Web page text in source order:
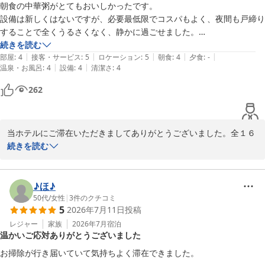
朝食の中華粥がとてもおいしかったです。
設備は新しくはないですが、必要最低限でコスパもよく、夜間も戸締り
することで全くうるさくなく、静かに過ごせました。
また立地は抜群で鶴岡八幡宮、小町通りへのアクセスもよく、鎌倉散策
にはお勧めです。
続きを読む
部屋: 4 | 接客・サービス: 5 | ロケーション: 5 | 朝食: 4 | 夕食: - |
温泉・お風呂: 4 | 設備: 4 | 清潔さ: 4
262
当ホテルにご滞在いただきましてありがとうございました。全１６
室の小さなホテルですのでお客様にご不便がないよう心がけており
手前みそではございますが、鎌倉散策には最適かと。ゴールデンウ
ィークも終わり、紫陽花には早い時期ですが、逆に観光客が少ない
分観光には最適な時期です。またのお越しをお待ちしております。
Hotel 鎌倉 mori
2026-05-14
続きを読む
♪ほ♪
50代/女性 |3件のクチコミ
5 2026年7月11日投稿
レジャー 家族 2026年7月宿泊
温かいご応対ありがとうございました
お掃除が行き届いていて気持ちよく滞在できました。